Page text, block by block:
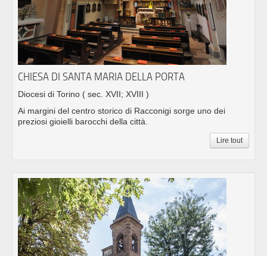
CHIESA DI SANTA MARIA DELLA PORTA
Diocesi di Torino ( sec. XVII; XVIII )
Ai margini del centro storico di Racconigi sorge uno dei
preziosi gioielli barocchi della città.
Lire tout